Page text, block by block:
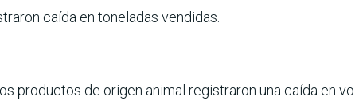
caída en toneladas vendidas.
productos de origen animal registra­ron una caída en